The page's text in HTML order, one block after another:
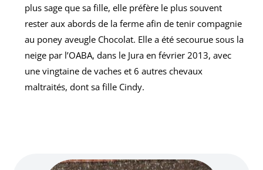
plus sage que sa fille, elle préfère le plus souvent
rester aux abords de la ferme afin de tenir compagnie
au poney aveugle Chocolat. Elle a été secourue sous la
neige par l’OABA, dans le Jura en février 2013, avec
une vingtaine de vaches et 6 autres chevaux
maltraités, dont sa fille Cindy.